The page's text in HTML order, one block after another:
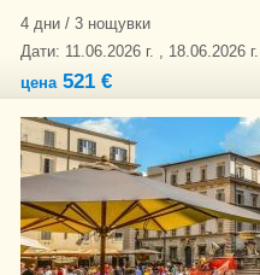
4 дни / 3 нощувки
Дати: 11.06.2026 г. , 18.06.2026 г.
цена521 €